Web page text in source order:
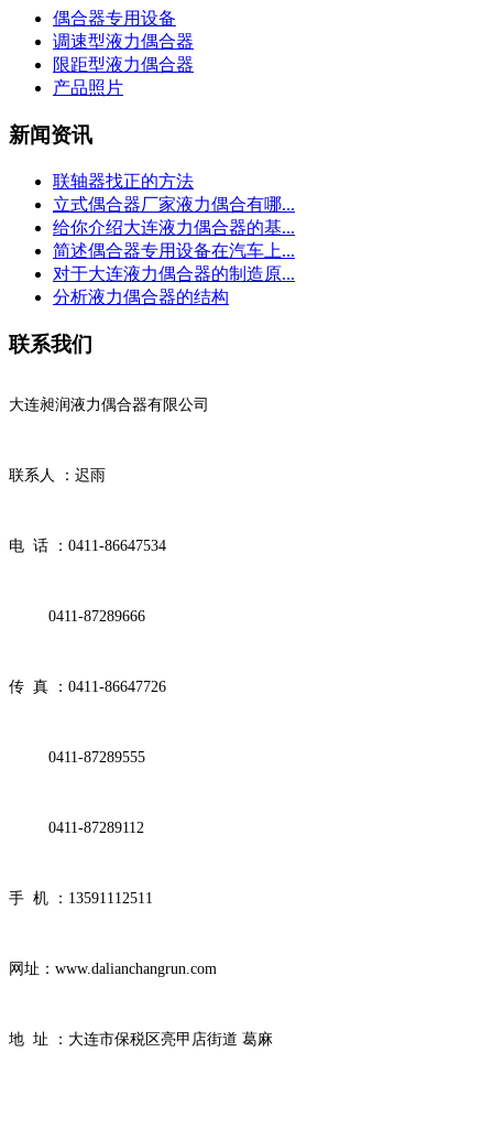
偶合器专用设备
调速型液力偶合器
限距型液力偶合器
产品照片
新闻资讯
联轴器找正的方法
立式偶合器厂家液力偶合有哪...
给你介绍大连液力偶合器的基...
简述偶合器专用设备在汽车上...
对于大连液力偶合器的制造原...
分析液力偶合器的结构
联系我们
大连昶润液力偶合器有限公司
联系人 ：迟雨
电 话 ：0411-86647534
0411-87289666
传 真 ：0411-86647726
0411-87289555
0411-87289112
手 机 ：13591112511
网址：www.dalianchangrun.com
地 址 ：大连市保税区亮甲店街道 葛麻